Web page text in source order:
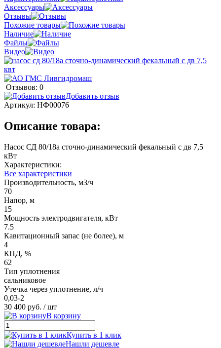
Аксессуары
Отзывы
Похожие товары
Наличие
Файлы
Видео
Отзывов: 0
Добавить отзыв
Артикул: НФ00076
Описание товара:
Насос СД 80/18а сточно-динамический фекальный с дв 7,5
кВт
Характеристики:
Все характеристики
Производительность, м3/ч
70
Напор, м
15
Мощность электродвигателя, кВт
7.5
Кавитационный запас (не более), м
4
КПД, %
62
Тип уплотнения
сальниковое
Утечка через уплотнение, л/ч
0,03-2
30 400 руб. / шт
В корзину
Купить в 1 клик
Нашли дешевле